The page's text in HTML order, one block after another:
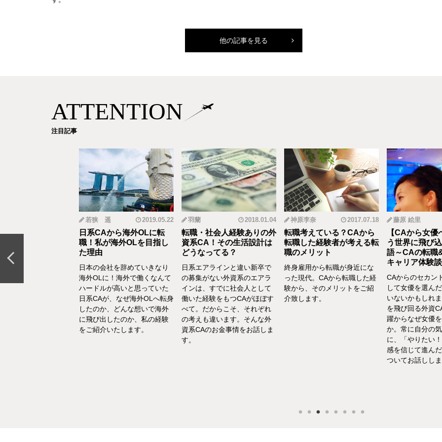
他の記事を見る
ATTENTION
注目記事
ら野菜ソムリエ
の転職＆セカン
ア体験談vol.13～
若狭 遥 2019.05.22
日系CAから海外OLに転
職！私が海外OLを目指し
た理由
日本の会社を辞めていきなり
海外OLに！海外で働くなんて
ハードルが高いと思っていた
日系CAが、なぜ海外OLへ転身
したのか、どんな想いで海外
に飛び出したのか、私の経験
をご紹介いたします。
羽蘭 2018.01.04
転職・社会人経験ありの外
資系CA！その生活設計は
どうなってる？
日系エアラインと違い新卒で
の募集がない外資系のエアラ
インは、すでに社会人として
働いた経験をもつCAがほぼす
べて。だからこそ、それぞれ
の考えも違います。そんな外
資系CAのお金事情をお話しま
す。
神原李奈 2017.07.18
転職考えている？CAから
転職した経験者が考える転
職のメリット
終身雇用から転職が身近にな
った現代。CAから転職した経
験から、そのメリットをご紹
介致します。
藤原 絵里
【CAから女優
う世界に飛び
語～CAの転職
キャリア体験
CAからのセカン
して女優を選ん
いないかもしれ
を飛び回る外資
躍からなぜ女優
か。常に自分の
に、「やりたい
感を信じて進ん
ついてお話ししま